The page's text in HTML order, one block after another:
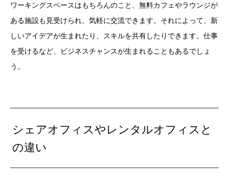
ワーキングスペースはもちろんのこと、無料カフェやラウンジが
ある施設も見受けられ、気軽に交流できます。それによって、新
しいアイデアが生まれたり、スキルを共有したりできます。仕事
を受けるなど、ビジネスチャンスが生まれることもあるでしょ
う。
シェアオフィスやレンタルオフィスと
の違い